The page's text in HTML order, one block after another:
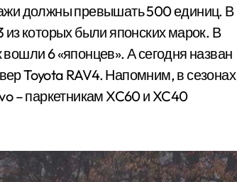
должны превышать 500 единиц. В
которых были японских марок. В
6 «японцев». А сегодня назван
Toyota RAV4. Напомним, в сезонах
– паркетникам XC60 и XC40